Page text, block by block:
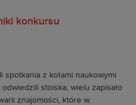
konkursu
spotkania z kołami naukowymi
stoiska, wielu zapisało
znajomości, które w